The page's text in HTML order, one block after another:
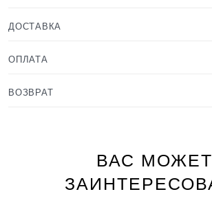
ДОСТАВКА
ОПЛАТА
ВОЗВРАТ
ВАС МОЖЕТ